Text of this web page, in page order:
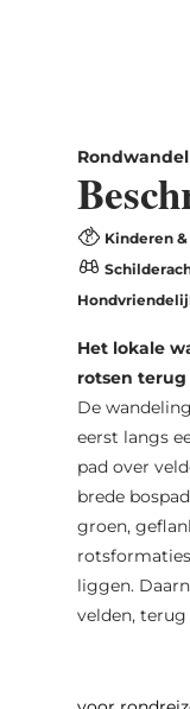
Kinderen
Het lokale
rotsen
De
eerst langs
pad over
brede
groen,
liggen.
velden,